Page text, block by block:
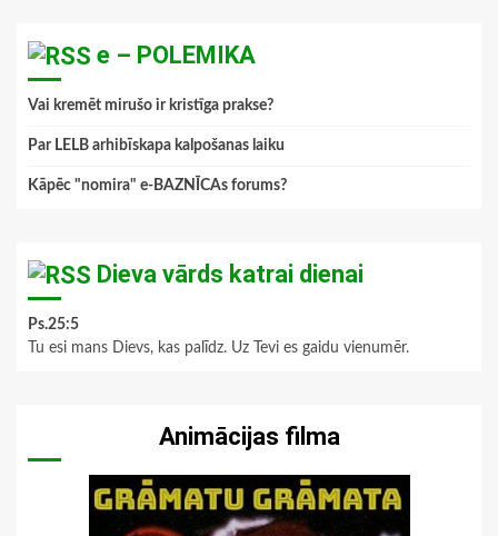
e – POLEMIKA
Vai kremēt mirušo ir kristīga prakse?
Par LELB arhibīskapa kalpošanas laiku
Kāpēc "nomira" e-BAZNĪCAs forums?
Dieva vārds katrai dienai
Ps.25:5
Tu esi mans Dievs, kas palīdz. Uz Tevi es gaidu vienumēr.
Animācijas filma